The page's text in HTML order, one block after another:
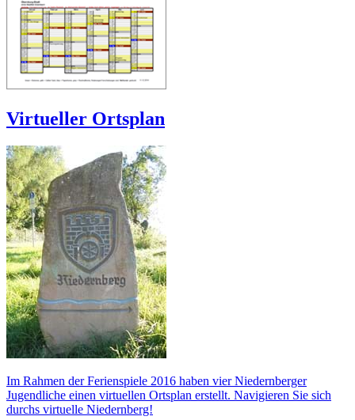
Virtueller Ortsplan
Im Rahmen der Ferienspiele 2016 haben vier Niedernberger
Jugendliche einen virtuellen Ortsplan erstellt. Navigieren Sie sich
durchs virtuelle Niedernberg!